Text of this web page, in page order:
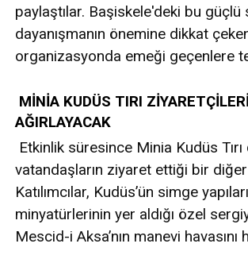
paylaştılar. Başiskele'deki bu güçlü
dayanışmanın önemine dikkat
organizasyonda emeği geçenlere
MİNİA KUDÜS TIRI
AĞIRLAYACAK
Etkinlik süresince Minia Kudüs Tırı
vatandaşların ziyaret ettiği bir
Katılımcılar, Kudüs’ün simge
minyatürlerinin yer aldığı özel
Mescid-i Aksa’nın manevi havasını